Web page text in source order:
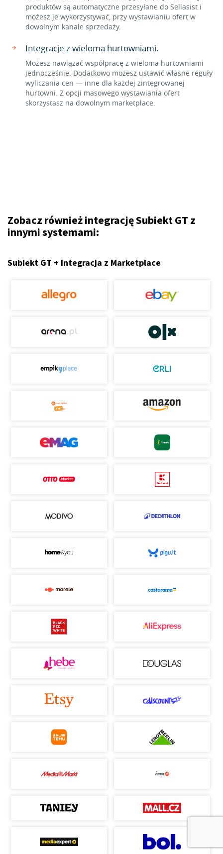
produktów są automatyczne przesyłane do Sellasist i
możesz je wykorzystywać, przy wystawianiu ofert w
dowolnym kanale sprzedaży.
Integracje z wieloma hurtowniami.
Możesz nawiązać współpracę z wieloma hurtowniami
jednocześnie. Dodatkowo możesz ustawić własne reguły
wyliczania cen — inne dla każdej zintegrowanej
hurtowni. Z opcji masowego wystawiania ofert
skorzystasz na dowolnym marketplace.
Zobacz również integrację Subiekt GT z
innymi systemami:
Subiekt GT + Integracja z Marketplace